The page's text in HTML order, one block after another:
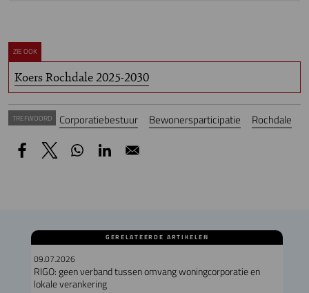
ZIE OOK
Koers Rochdale 2025-2030
TREFWOORD Corporatiebestuur Bewonersparticipatie Rochdale
GERELATEERDE ARTIKELEN
09.07.2026
RIGO: geen verband tussen omvang woningcorporatie en
lokale verankering